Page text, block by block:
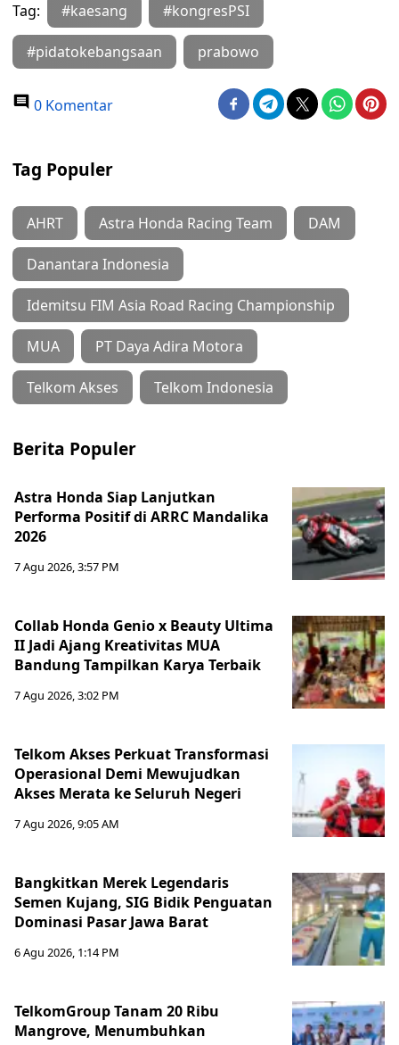
Tag: #kaesang #kongresPSI
#pidatokebangsaan prabowo
0 Komentar
Tag Populer
AHRT Astra Honda Racing Team DAM
Danantara Indonesia
Idemitsu FIM Asia Road Racing Championship
MUA PT Daya Adira Motora
Telkom Akses Telkom Indonesia
Berita Populer
Astra Honda Siap Lanjutkan
Performa Positif di ARRC Mandalika
2026
7 Agu 2026, 3:57 PM
Collab Honda Genio x Beauty Ultima
II Jadi Ajang Kreativitas MUA
Bandung Tampilkan Karya Terbaik
7 Agu 2026, 3:02 PM
Telkom Akses Perkuat Transformasi
Operasional Demi Mewujudkan
Akses Merata ke Seluruh Negeri
7 Agu 2026, 9:05 AM
Bangkitkan Merek Legendaris
Semen Kujang, SIG Bidik Penguatan
Dominasi Pasar Jawa Barat
6 Agu 2026, 1:14 PM
TelkomGroup Tanam 20 Ribu
Mangrove, Menumbuhkan